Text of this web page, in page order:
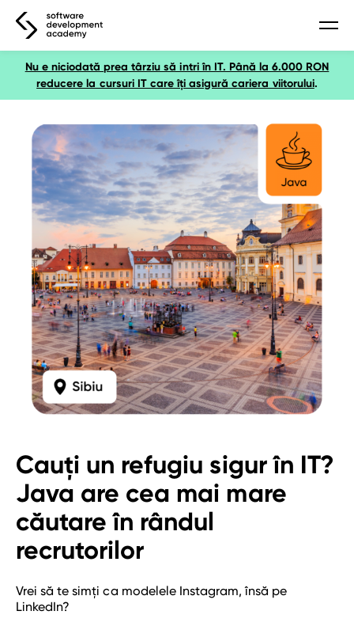
Nu e niciodată prea târziu să intri în IT. Până la 6.000 RON
reducere la cursuri IT care îți asigură cariera viitorului.
webinar gratuit
webinar – inteligență artificială
webinar – python
webinar software tester
webinar – javascript
webinar – data science
webinar – ux/ui
cursuri
curs bazele utilizării ai
curs inteligență artificială
curs python
curs software tester
curs javascript
curs ux/ui
competențe
web development
Cauţi un refugiu sigur în IT?
Java are cea mai mare
căutare în rândul
recrutorilor
Vrei să te simți ca modelele Instagram, însă pe
LinkedIn?